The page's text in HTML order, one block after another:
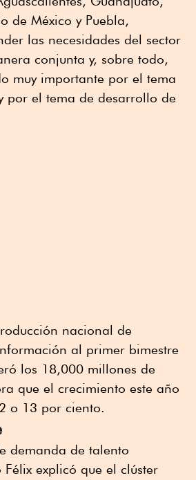
de México y Puebla,
las necesidades del sector
conjunta y, sobre todo,
muy importante por el tema
por el tema de desarrollo de
nacional de
al primer bimestre
los 18,000 millones de
que el crecimiento este año
o 13 por ciento.
demanda de talento
explicó que el clúster